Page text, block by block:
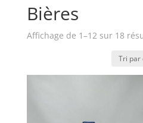
Bières
Affichage de 1–12 sur 18